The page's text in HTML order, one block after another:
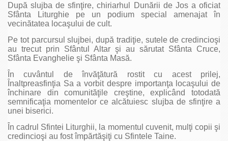
După slujba de sfinţire, chiriarhul Dunării de Jos a oficiat
Sfânta Liturghie pe un podium special amenajat în
vecinătatea locaşului de cult.
Pe tot parcursul slujbei, după tradiţie, sutele de credincioşi
au trecut prin Sfântul Altar şi au sărutat Sfânta Cruce,
Sfânta Evanghelie şi Sfânta Masă.
În cuvântul de învăţătură rostit cu acest prilej,
Înaltpreasfinţia Sa a vorbit despre importanţa locaşului de
închinare din comunităţile creştine, explicând totodată
semnificaţia momentelor ce alcătuiesc slujba de sfinţire a
unei biserici.
În cadrul Sfintei Liturghii, la momentul cuvenit, mulţi copii şi
credincioşi au fost împărtăşiţi cu Sfintele Taine.